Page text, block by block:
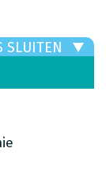
SLUITEN